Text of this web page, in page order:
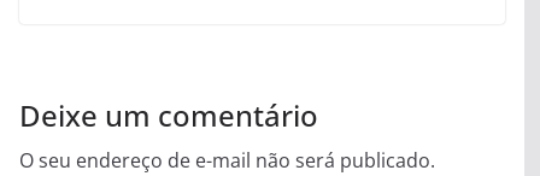
Deixe um comentário
O seu endereço de e-mail não será publicado.